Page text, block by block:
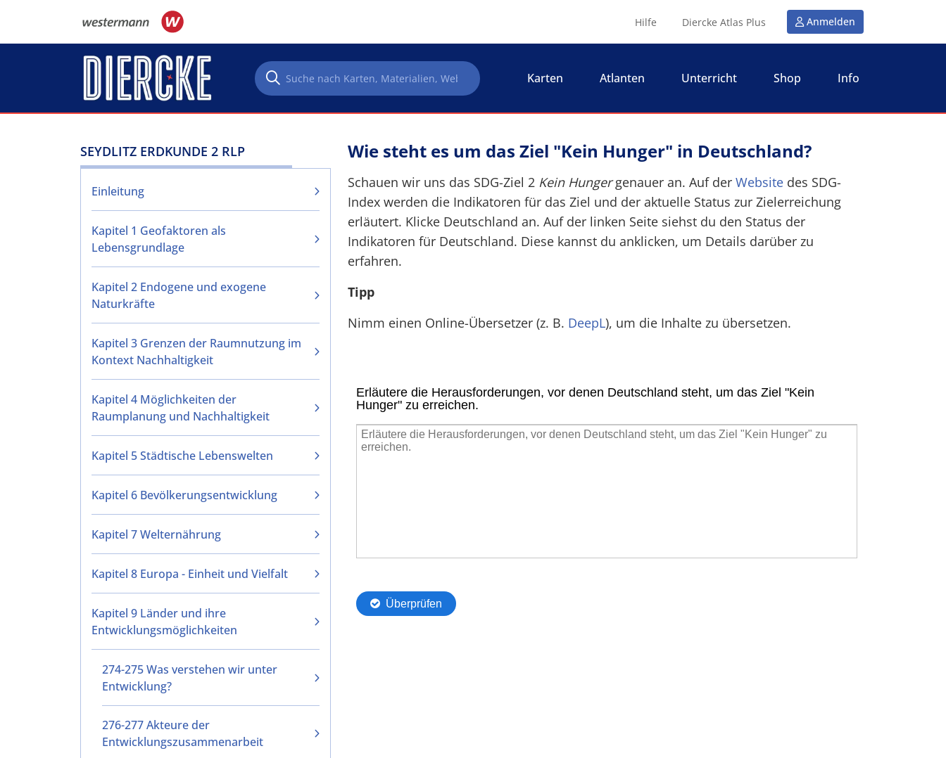
Hilfe Diercke Atlas Plus Anmelden
Karten Atlanten Unterricht Shop Info
SEYDLITZ ERDKUNDE 2 RLP
Einleitung
Kapitel 1 Geofaktoren als
Lebensgrundlage
Kapitel 2 Endogene und exogene
Naturkräfte
Kapitel 3 Grenzen der Raumnutzung im
Kontext Nachhaltigkeit
Kapitel 4 Möglichkeiten der
Raumplanung und Nachhaltigkeit
Kapitel 5 Städtische Lebenswelten
Kapitel 6 Bevölkerungsentwicklung
Kapitel 7 Welternährung
Kapitel 8 Europa - Einheit und Vielfalt
Kapitel 9 Länder und ihre
Entwicklungsmöglichkeiten
274-275 Was verstehen wir unter
Entwicklung?
276-277 Akteure der
Entwicklungszusammenarbeit
Wie steht es um das Ziel "Kein Hunger" in Deutschland?
Schauen wir uns das SDG-Ziel 2 Kein Hungergenauer an. Auf der Website des SDG-
Index werden die Indikatoren für das Ziel und der aktuelle Status zur Zielerreichung
erläutert. Klicke Deutschland an. Auf der linken Seite siehst du den Status der
Indikatoren für Deutschland. Diese kannst du anklicken, um Details darüber zu
erfahren.
Tipp
Nimm einen Online-Übersetzer (z. B. DeepL), um die Inhalte zu übersetzen.